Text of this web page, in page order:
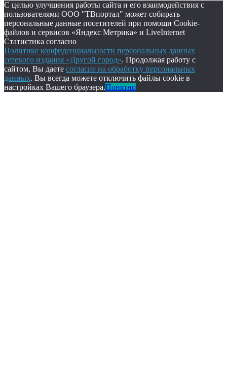
С целью улучшения работы сайта и его взаимодействия с
пользователями ООО "ТВпортал" может собирать
персональные данные посетителей при помощи Cookie-
файлов и сервисов «Яндекс Метрика» и LiveInternet
Статистика согласно
Политике конфиденциальности персональных данных
сетевого издания «Другой город». Продолжая работу с
сайтом, Вы даете согласие на обработку персональных
данных. Вы всегда можете отключить файлы cookie в
настройках Вашего браузера.Понятно